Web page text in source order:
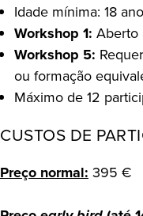
Idade mínima: 18
Workshop 1: Aberto
Workshop 5:
ou formação
Máximo de 12
CUSTOS DE
Preço normal: 395 €